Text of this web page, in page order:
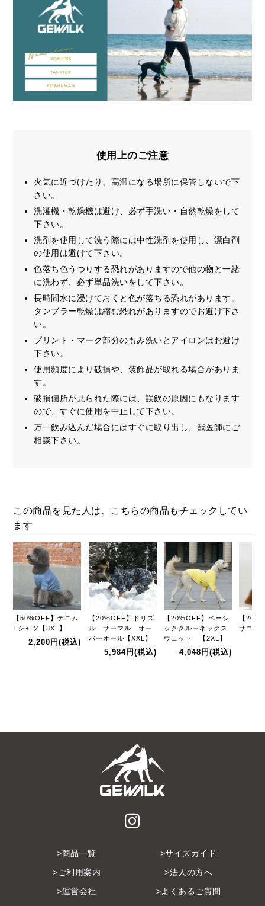
使用上のご注意
火気に近づけたり、高温になる場所に保管しないで下
さい。
洗濯機・乾燥機は避け、必ず手洗い・自然乾燥をして
下さい。
洗剤を使用して洗う際には中性洗剤を使用し、漂白剤
の使用は避けて下さい。
色落ち色うつりする恐れがありますので他の物と一緒
に洗わず、必ず単品洗いをして下さい。
長時間水に浸けておくと色が落ちる恐れがあります。
タンブラー乾燥は縮む恐れがありますのでお避け下さ
い。
プリント・マーク部分のもみ洗いとアイロンはお避け
下さい。
使用頻度により破損や、装飾品が取れる場合がありま
す。
破損個所が見られた際には、誤飲の原因にもなります
ので、すぐに使用を中止して下さい。
万一飲み込んだ場合にはすぐに取り出し、獣医師にご
相談下さい。
この商品を見た人は、こちらの商品もチェックしてい
ます
【50%OFF】デニム
Tシャツ【3XL】
2,200円(税込)
【20%OFF】ドリズ
ル サーマル オー
バーオール【XXL】
5,984円 (税込)
【20%OFF】ベーシ
ッククルーネックス
ウェット 【2XL】
4,048円 (税込)
【
サニタ
商品一覧
サイズガイド
ご利用案内
法人の方へ
運営会社
よくあるご質問